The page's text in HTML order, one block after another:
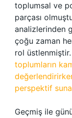
toplumsal ve
parçası
analizlerinden
çoğu zaman
rol üstlenmiştir.
toplumların
perspektif
Geçmiş ile